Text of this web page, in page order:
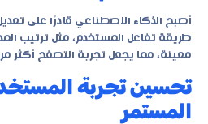
أصبح الذكاء الاصطناعي قادرًا على
طريقة تفاعل المستخدم، مثل ترتيب
معينة، مما يجعل تجربة التصفح أكثر
تحسين تجربة
المستمر